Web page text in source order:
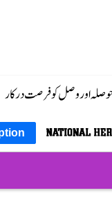
حوصلہ اور وصل کو فرصت درکار